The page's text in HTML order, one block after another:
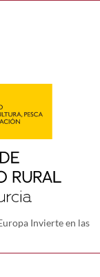
Invierte en las